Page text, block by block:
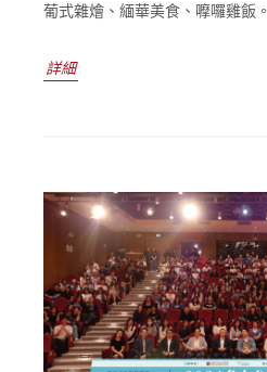
葡式雜燴、緬華美食、嚤囉雞飯。
詳細